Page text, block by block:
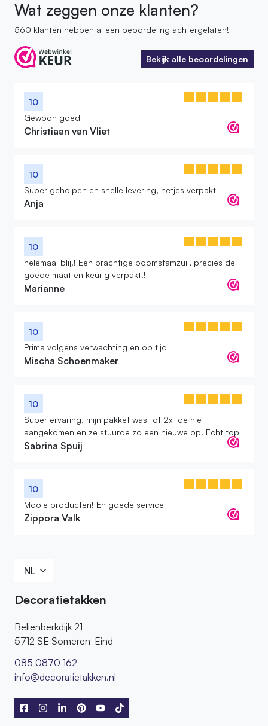
Wat zeggen onze klanten?
560 klanten hebben al een beoordeling achtergelaten!
Bekijk alle beoordelingen
Bekijk alle beoordelingen
10
Gewoon goed
Christiaan van Vliet
10
Super geholpen en snelle levering, netjes verpakt
Anja
10
helemaal blij!! Een prachtige boomstamzuil, precies de
goede maat en keurig verpakt!!
Marianne
10
Prima volgens verwachting en op tijd
Mischa Schoenmaker
10
Super ervaring, mijn pakket was tot 2x toe niet
aangekomen en ze stuurde zo een nieuwe op. Echt top
Sabrina Spuij
10
Mooie producten! En goede service
Zippora Valk
Decoratietakken
Beliënberkdijk 21
5712 SE Someren-Eind
085 0870 162
info@decoratietakken.nl